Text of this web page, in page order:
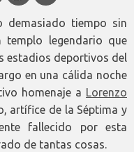
demasiado tiempo sin
templo legendario que
estadios deportivos del
en una cálida noche
homenaje a Lorenzo
artífice de la Séptima y
fallecido por esta
de tantas cosas.